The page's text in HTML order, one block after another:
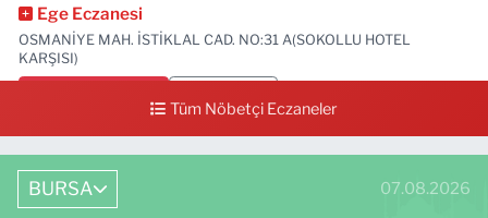
Ege Eczanesi
OSMANİYE MAH. İSTİKLAL CAD. NO:31 A(SOKOLLU HOTEL
KARŞISI)
Tüm Nöbetçi Eczaneler
BURSA 07.08.2026